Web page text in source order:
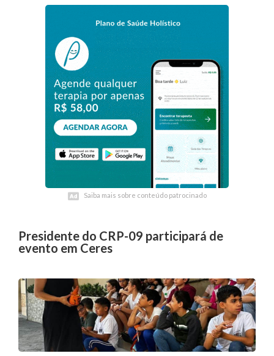
Saiba mais sobre conteúdo patrocinado
Saiba mais sobre conteúdo patrocinado
Presidente do CRP-09 participará de
evento em Ceres